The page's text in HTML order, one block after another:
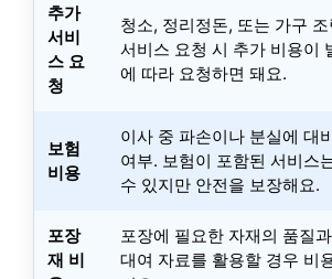
추가
서비
스 요
청
청소, 정리정돈, 또는 가구
서비스 요청 시 추가 비용이
에 따라 요청하면 돼요.
보험
비용
이사 중 파손이나 분실에 대
여부. 보험이 포함된 서비스
수 있지만 안전을 보장해요.
포장
재 비
포장에 필요한 자재의 품질
대여 자료를 활용할 경우 비